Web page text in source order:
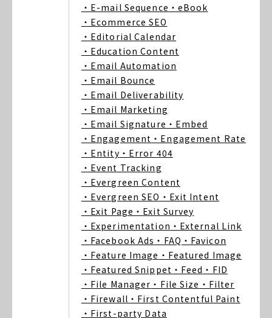
・E-mail Sequence ・eBook
・Ecommerce SEO
・Editorial Calendar
・Education Content
・Email Automation
・Email Bounce
・Email Deliverability
・Email Marketing
・Email Signature ・Embed
・Engagement ・Engagement Rate
・Entity ・Error 404
・Event Tracking
・Evergreen Content
・Evergreen SEO ・Exit Intent
・Exit Page ・Exit Survey
・Experimentation ・External Link
・Facebook Ads ・FAQ ・Favicon
・Feature Image ・Featured Image
・Featured Snippet ・Feed ・FID
・File Manager ・File Size ・Filter
・Firewall ・First Contentful Paint
・First-party Data